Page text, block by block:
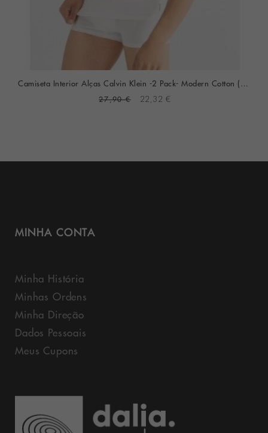
Camiseta Interior Alças Calvin Klein -2 Pack- Modern Cotton (Branco)
27,90 € 22,32 €
MINHA CONTA
Minha História
Minhas Ordens
Minha Direção
Dados Pessoais
Meus Cupons